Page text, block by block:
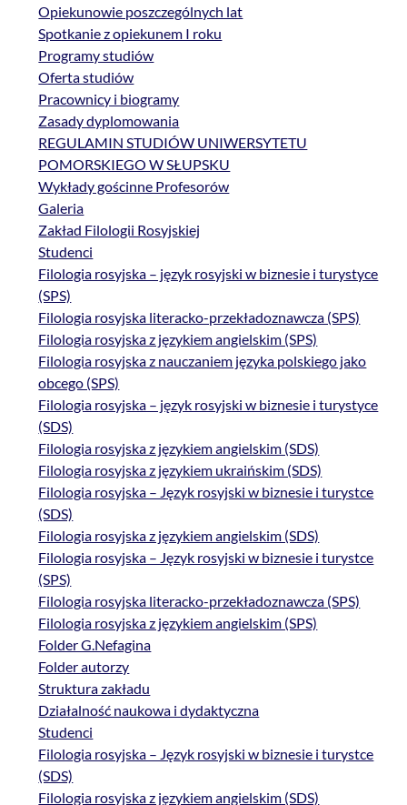
Opiekunowie poszczególnych lat
Spotkanie z opiekunem I roku
Programy studiów
Oferta studiów
Pracownicy i biogramy
Zasady dyplomowania
REGULAMIN STUDIÓW UNIWERSYTETU
POMORSKIEGO W SŁUPSKU
Wykłady gościnne Profesorów
Galeria
Zakład Filologii Rosyjskiej
Studenci
Filologia rosyjska – język rosyjski w biznesie i turystyce
(SPS)
Filologia rosyjska literacko-przekładoznawcza (SPS)
Filologia rosyjska z językiem angielskim (SPS)
Filologia rosyjska z nauczaniem języka polskiego jako
obcego (SPS)
Filologia rosyjska – język rosyjski w biznesie i turystyce
(SDS)
Filologia rosyjska z językiem angielskim (SDS)
Filologia rosyjska z językiem ukraińskim (SDS)
Filologia rosyjska – Język rosyjski w biznesie i turystce
(SDS)
Filologia rosyjska z językiem angielskim (SDS)
Filologia rosyjska – Język rosyjski w biznesie i turystce
(SPS)
Filologia rosyjska literacko-przekładoznawcza (SPS)
Filologia rosyjska z językiem angielskim (SPS)
Folder G.Nefagina
Folder autorzy
Struktura zakładu
Działalność naukowa i dydaktyczna
Studenci
Filologia rosyjska – Język rosyjski w biznesie i turystce
(SDS)
Filologia rosyjska z językiem angielskim (SDS)